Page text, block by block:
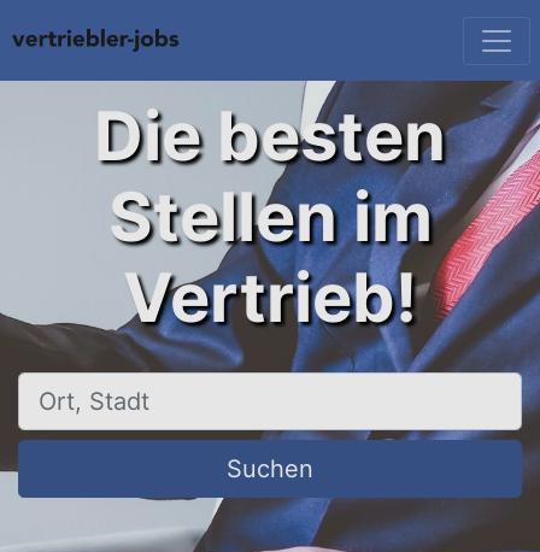
Die besten
Stellen im
Vertrieb!
Ort, Stadt
Suchen